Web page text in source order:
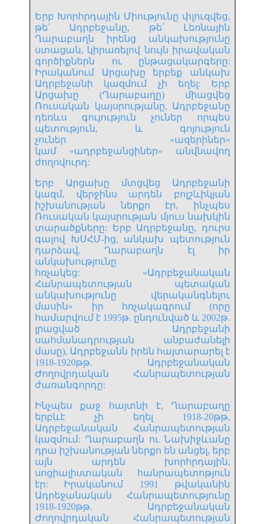
Երբ Խորհրդային Միությունը փլուզվեց,
թե՛ Ադրբեջանը, թե՛ Լեռնային
Ղարաբաղն իրենց անկախությունը
ստացան, կիրառելով նույն իրավական
գործիքներն ու ընթացակարգերը:
Իրականում Արցախը երբեք անկախ
Ադրբեջանի կազմում չի եղել: Երբ
Արցախը (Ղարաբաղը) միացվեց
Ռուսական կայսրությանը, Ադրբեջանը
դեռևս գույություն չուներ որպես
պետություն, և գոյություն
չուներ «ազերիներ»
կամ «ադրբեջանցիներ» անվնավող
ժողովուրդ:
Երբ Արցախը մտցվեց Ադրբեջանի
կազմ, վերջինս արդեն բոլշևիկյան
իշխանության ներքո էր, ինչպես
Ռուսական կայսրության մյուս նախկին
տարածքները: Երբ Ադրբեջանը, դուրս
գալով ԽՍՀՄ-ից, անկախ պետություն
դարձավ, Ղարաբաղն էլ իր
անկախությունը
հռչակեց: «Ադրբեջանական
Հանրապետության պետական
անկախությունը վերականգնելու
մասին» իր հռչակագրում (որը
համարվում է 1995թ. ընդունված և 2002թ.
լրացված Ադրբեջանի
սահմանադրության անբաժանելի
մասը), Ադրբեջանն իրեն հայտարարել է
1918-1920թթ. Ադրբեջանական
Ժողովրդական Հանրապետության
ժառանգորդը:
Ինչպես քաջ հայտնի է, Ղարաբաղը
երբևէ չի եղել 1918-20թթ,
Ադրբեջանական Հանրապետության
կազմում: Ղարաբաղն ու Նախիջևանը
դրա իշխանության ներքո են անցել, երբ
այն արդեն խորհրդային,
սոցիալիստական հանրապետոթյուն
էր: Իրականում 1991 թվականին
Ադրեջանական Հանրապետությունը
1918-1920թթ. Ադրբեջանական
Ժողովրդական Հանրապետության